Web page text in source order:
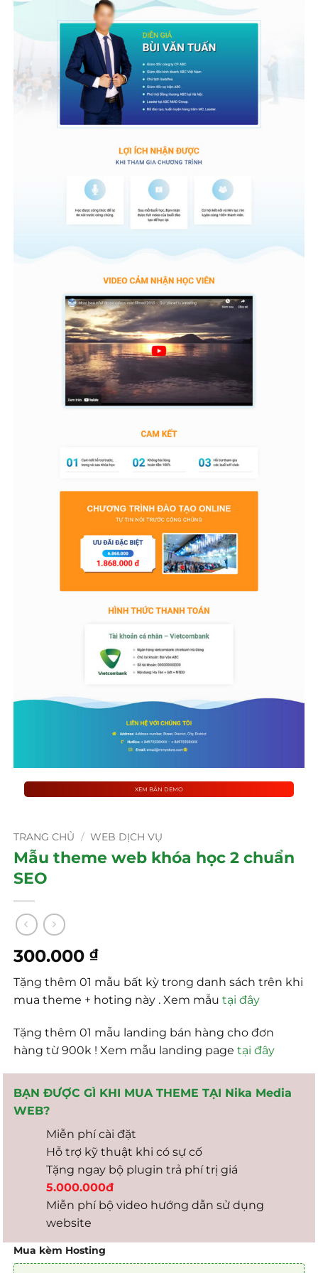
XEM BẢN DEMO
TRANG CHỦ / WEB DỊCH VỤ
Mẫu theme web khóa học 2 chuẩn
SEO
300.000₫
Tặng thêm 01 mẫu bất kỳ trong danh sách trên khi
mua theme + hoting này . Xem mẫutại đây
Tặng thêm 01 mẫu landing bán hàng cho đơn
hàng từ 900k ! Xem mẫu landing pagetại đây
BẠN ĐƯỢC GÌ KHI MUA THEME TẠI Nika Media
WEB?
Miễn phí cài đặt
Hỗ trợ kỹ thuật khi có sự cố
Tặng ngay bộ plugin trả phí trị giá
5.000.000đ
Miễn phí bộ video hướng dẫn sử dụng
website
Mua kèm Hosting